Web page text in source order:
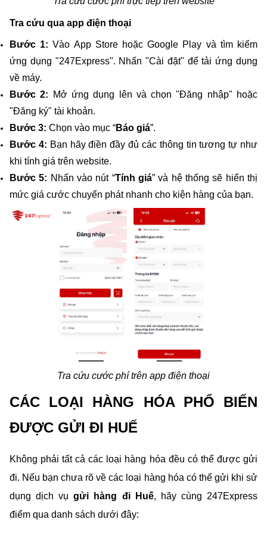
Tra cứu qua app điện thoại
Bước 1: Vào App Store hoặc Google Play và tìm kiếm
ứng dụng "247Express". Nhấn "Cài đặt" để tải ứng dụng
về máy.
Bước 2: Mở ứng dụng lên và chọn "Đăng nhập" hoặc
"Đăng ký" tài khoản.
Bước 3: Chọn vào mục “Báo giá”.
Bước 4: Bạn hãy điền đầy đủ các thông tin tương tự như
khi tính giá trên website.
Bước 5: Nhấn vào nút “Tính giá” và hệ thống sẽ hiển thị
mức giá cước chuyển phát nhanh cho kiện hàng của bạn.
Tra cứu cước phí trên app điện thoại
CÁC LOẠI HÀNG HÓA PHỔ BIẾN
ĐƯỢC GỬI ĐI HUẾ
Không phải tất cả các loại hàng hóa đều có thể được gửi
đi. Nếu bạn chưa rõ về các loại hàng hóa có thể gửi khi sử
dụng dịch vụ gửi hàng đi Huế, hãy cùng 247Express
điểm qua danh sách dưới đây: